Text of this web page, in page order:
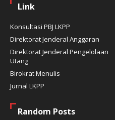
Link
Konsultasi PBJ LKPP
Direktorat Jenderal Anggaran
Direktorat Jenderal Pengelolaan
Utang
Birokrat Menulis
Jurnal LKPP
Random Posts